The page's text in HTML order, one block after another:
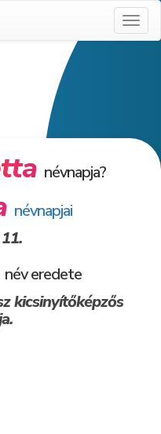
névnapja?
névnapjai
név eredete
kicsinyítőképzős